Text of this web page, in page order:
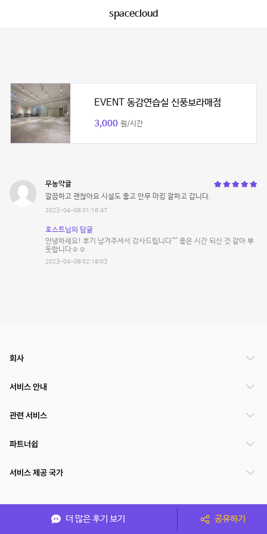
spacecloud
EVENT 동감연습실 신풍보라매점
3,000 원/시간
무농약귤
깔끔하고 괜찮아요 시설도 좋고 안무 마킹 잘하고 갑니다.
2023-04-08 01:16:47
호스트님의 답글
안녕하세요! 후기 남겨주셔서 감사드립니다^^ 좋은 시간 되신 것 같아 뿌
듯합니다☺️☺️
2023-04-08 02:18:03
더 많은 후기 보기 공유하기
회사
서비스 안내
관련 서비스
파트너쉽
서비스 제공 국가
(주)NSPACE 사업자정보